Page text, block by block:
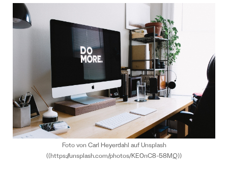
Foto von Carl Heyerdahl auf Unsplash
((https://unsplash.com/photos/KE0nC8-58MQ))